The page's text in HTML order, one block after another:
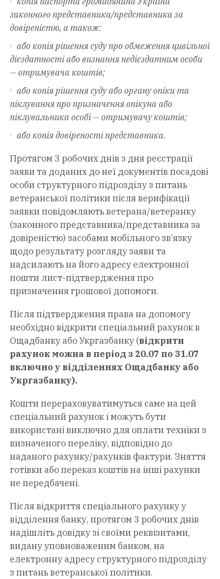
законного представника/представника за
довіреністю, а також:
або копія рішення суду про обмеження цивільної
дієздатності або визнання недієздатним особи
— отримувача коштів;
або копія рішення суду або органу опіки та
піклування про призначення опікуна або
піклувальника особі — отримувачу коштів;
або копія довіреності представника.
Протягом 3 робочих днів з дня реєстрації
заяви та доданих до неї документів посадові
особи структурного підрозділу з питань
ветеранської політики після верифікації
заявки повідомляють ветерана/ветеранку
(законного представника/представника за
довіреністю) засобами мобільного зв’язку
щодо результату розгляду заяви та
надсилають на його адресу електронної
пошти лист-підтвердження про
призначення грошової допомоги.
Після підтвердження права на допомогу
необхідно відкрити спеціальний рахунок в
Ощадбанку або Укргазбанку (відкрити
рахунок можна в період з 20.07 по 31.07
включно у відділеннях Ощадбанку або
Укргазбанку).
Кошти перераховуватимуться саме на цей
спеціальний рахунок і можуть бути
використані виключно для оплати техніки з
визначеного переліку, відповідно до
наданого рахунку/рахунків фактури. Зняття
готівки або переказ коштів на інші рахунки
не передбачені.
Після відкриття спеціального рахунку у
відділення банку, протягом 3 робочих днів
надішліть довідку зі своїми реквізитами,
видану уповноваженим банком, на
електронну адресу структурного підрозділу
з питань ветеранської політики.